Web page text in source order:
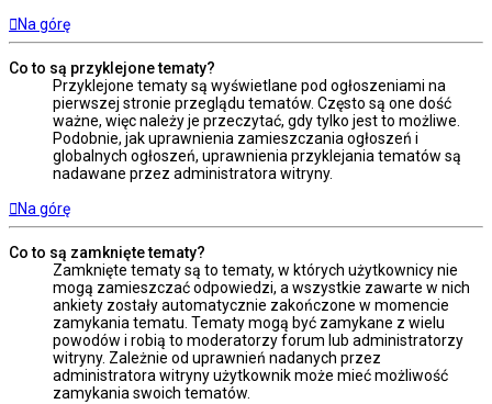
Na górę
Co to są przyklejone tematy?
Przyklejone tematy są wyświetlane pod ogłoszeniami na
pierwszej stronie przeglądu tematów. Często są one dość
ważne, więc należy je przeczytać, gdy tylko jest to możliwe.
Podobnie, jak uprawnienia zamieszczania ogłoszeń i
globalnych ogłoszeń, uprawnienia przyklejania tematów są
nadawane przez administratora witryny.
Na górę
Co to są zamknięte tematy?
Zamknięte tematy są to tematy, w których użytkownicy nie
mogą zamieszczać odpowiedzi, a wszystkie zawarte w nich
ankiety zostały automatycznie zakończone w momencie
zamykania tematu. Tematy mogą być zamykane z wielu
powodów i robią to moderatorzy forum lub administratorzy
witryny. Zależnie od uprawnień nadanych przez
administratora witryny użytkownik może mieć możliwość
zamykania swoich tematów.